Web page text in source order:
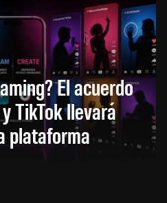
El acuerdo
TikTok llevará
plataforma